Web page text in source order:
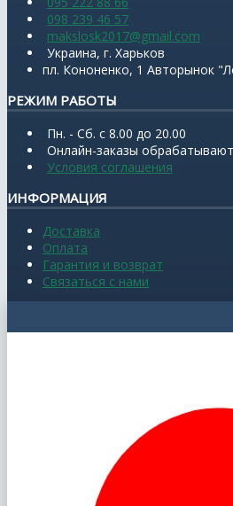
098 239 46 57
makslosk2017@gmail.com
Украина, г. Харьков
пл. Кононенко, 1 Авторынок
РЕЖИМ РАБОТЫ
Пн. - Сб. с 8.00 до 20.00
Онлайн-заказы
Условия соглашения
ИНФОРМАЦИЯ
Доставка
Оплата
Гарантия и возврат
Связаться с нами